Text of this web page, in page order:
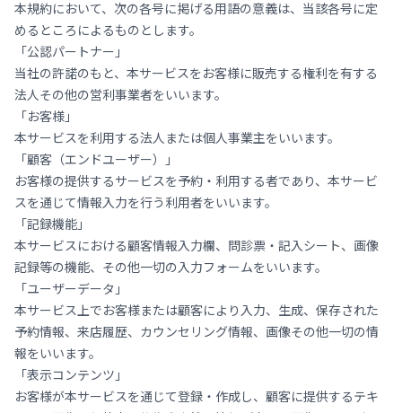
本規約において、次の各号に掲げる用語の意義は、当該各号に定
めるところによるものとします。
「公認パートナー」
当社の許諾のもと、本サービスをお客様に販売する権利を有する
法人その他の営利事業者をいいます。
「お客様」
本サービスを利用する法人または個人事業主をいいます。
「顧客（エンドユーザー）」
お客様の提供するサービスを予約・利用する者であり、本サービ
スを通じて情報入力を行う利用者をいいます。
「記録機能」
本サービスにおける顧客情報入力欄、問診票・記入シート、画像
記録等の機能、その他一切の入力フォームをいいます。
「ユーザーデータ」
本サービス上でお客様または顧客により入力、生成、保存された
予約情報、来店履歴、カウンセリング情報、画像その他一切の情
報をいいます。
「表示コンテンツ」
お客様が本サービスを通じて登録・作成し、顧客に提供するテキ